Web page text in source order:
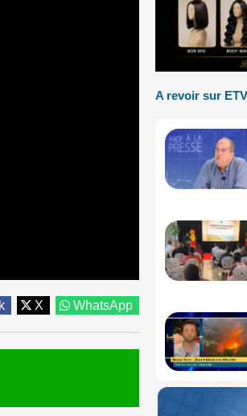
X WhatsApp
A revoir sur ETV